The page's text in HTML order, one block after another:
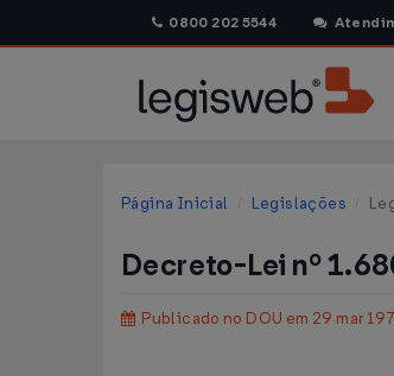
0800 202 5544
Página Inicial Legislações
Decreto-Lei nº
Publicado no DOU em 29 mar